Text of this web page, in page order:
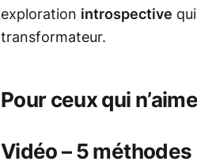
exploration introspective
transformateur.
Pour ceux qui
Vidéo – 5 méthodes